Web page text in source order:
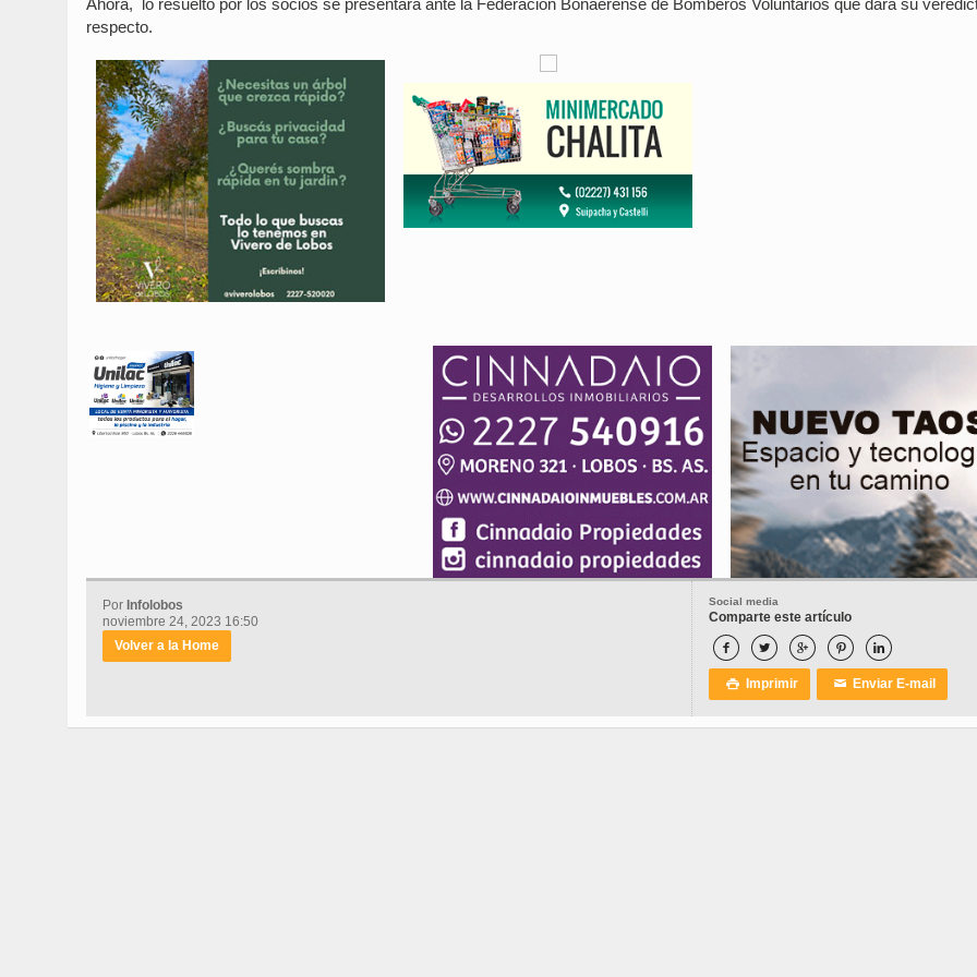
Ahora, lo resuelto por los socios se presentará ante la Federación Bonaerense de Bomberos Voluntarios que dará su
respecto.
Social media
Comparte este artículo
    
 Imprimir ✉ Enviar E-mail
Por Infolobos
noviembre 24, 2023 16:50
Volver a la Home